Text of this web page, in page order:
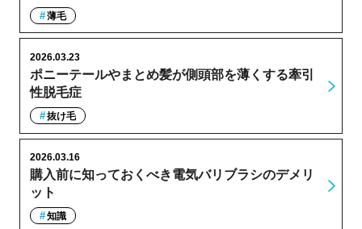
薄毛
ポニーテールやまとめ髪が側頭部を薄くする牽引
性脱毛症
2026.03.23
抜け毛
購入前に知っておくべき電気バリブラシのデメリ
ット
2026.03.16
知識